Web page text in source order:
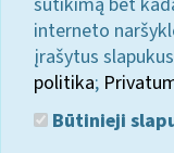
interneto
įrašytus
politika;
Būtinieji